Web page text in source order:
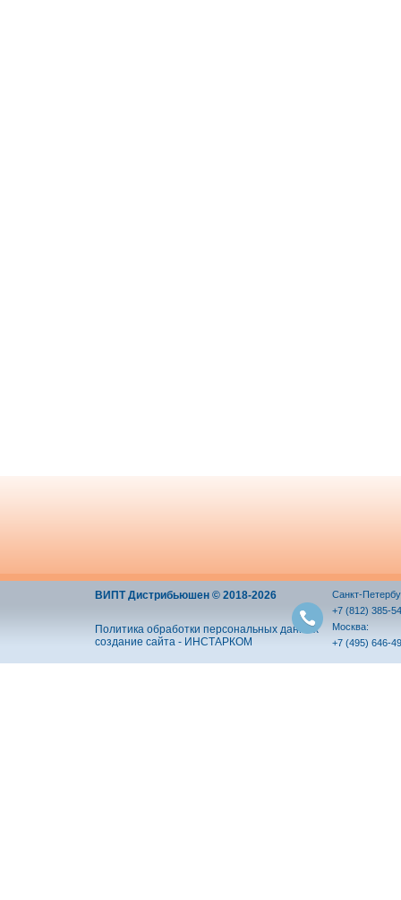
ВИПТ Дистрибьюшен © 2018-2026
Политика обработки персональных данных
создание сайта - ИНСТАРКОМ
Санкт-
+7 (812) 385-
Москва:
+7 (495) 646-